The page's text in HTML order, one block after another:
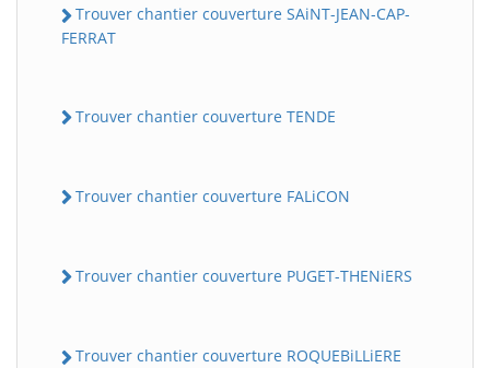
Trouver chantier couverture SAiNT-JEAN-CAP-
FERRAT
Trouver chantier couverture TENDE
Trouver chantier couverture FALiCON
Trouver chantier couverture PUGET-THENiERS
Trouver chantier couverture ROQUEBiLLiERE